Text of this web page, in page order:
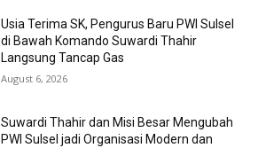
Usia Terima SK, Pengurus Baru PWI Sulsel
di Bawah Komando Suwardi Thahir
Langsung Tancap Gas
August 6, 2026
Suwardi Thahir dan Misi Besar Mengubah
PWI Sulsel jadi Organisasi Modern dan